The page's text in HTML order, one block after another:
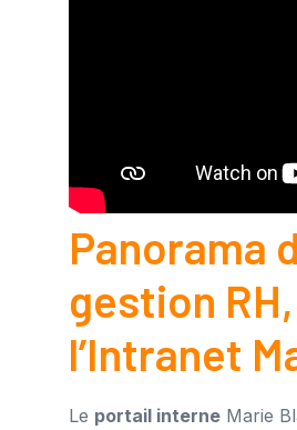
Panorama
gestion
l’Intranet
Le portail interne Marie